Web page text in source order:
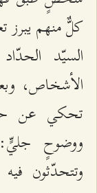
كلٌّ منهم يبرز
السيّد
الأشخاص،
تحكي عن
ووضوحٍ
وتتحدّثون